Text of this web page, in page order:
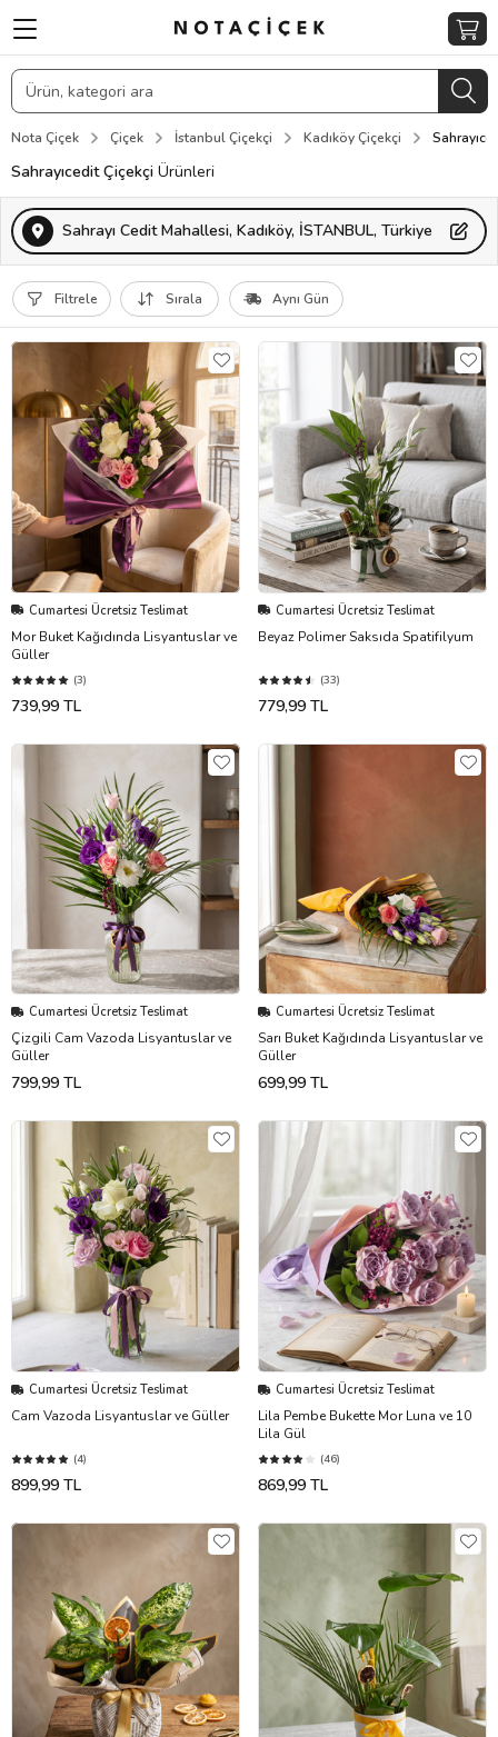
Nota Çiçek Çiçek İstanbul Çiçekçi Kadıköy Çiçekçi
Sahrayıcedit Çiçekçi Ürünleri
Sahrayı Cedit Mahallesi, Kadıköy, İSTANBUL, Türkiye
Filtrele Sırala Aynı Gün
Cumartesi Ücretsiz Teslimat
Mor Buket Kağıdında Lisyantuslar ve
Güller
(3)
739,99 TL
Cumartesi Ücretsiz Teslimat
Beyaz Polimer Saksıda Spatifilyum
(33)
779,99 TL
Cumartesi Ücretsiz Teslimat
Çizgili Cam Vazoda Lisyantuslar ve
Güller
799,99 TL
Cumartesi Ücretsiz Teslimat
Sarı Buket Kağıdında Lisyantuslar ve
Güller
699,99 TL
Cumartesi Ücretsiz Teslimat
Cam Vazoda Lisyantuslar ve Güller
(4)
899,99 TL
Cumartesi Ücretsiz Teslimat
Lila Pembe Bukette Mor Luna ve 10
Lila Gül
(46)
869,99 TL